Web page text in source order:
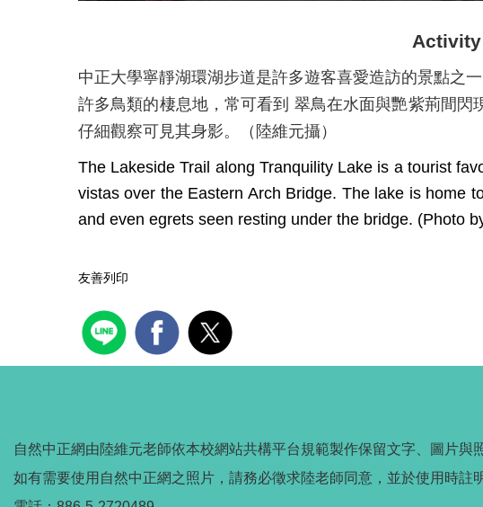
Activity
中正大學寧靜湖環湖步道是許多遊客喜愛造訪的景點之
許多鳥類的棲息地，常可看到 翠鳥在水面與艷紫荊間閃
仔細觀察可見其身影。（陸維元攝）
The Lakeside Trail along Tranquility Lake is a tourist
vistas over the Eastern Arch Bridge. The lake is home
and even egrets seen resting under the bridge. (Photo
友善列印
自然中正網由陸維元老師依本校網站共構平台規範製作保留文字、圖片與
如有需要使用自然中正網之照片，請務必徵求陸老師同意，並於使用時註